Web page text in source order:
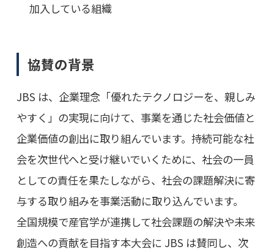
加入している組織
協賛の背景
JBS は、企業理念「優れたテクノロジーを、親しみ
やすく」の実現に向けて、事業を通じた社会価値と
企業価値の創出に取り組んでいます。持続可能な社
会を次世代へと受け継いでいくために、社会の一員
としての責任を果たしながら、社会の課題解決に寄
与する取り組みを事業活動に取り込んでいます。
全国規模で産官学が連携して社会課題の解決や未来
創造への貢献を目指す本大会に JBS は賛同し、次